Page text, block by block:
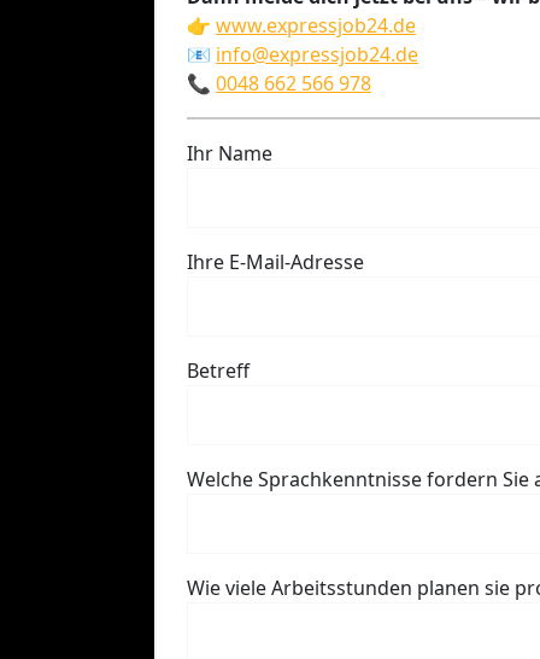
👉 www.expressjob24.de
📧 info@expressjob24.de
📞 0048 662 566 978
Ihr Name
Ihre E-Mail-Adresse
Betreff
Welche Sprachkenntnisse fordern Sie
Wie viele Arbeitsstunden planen sie